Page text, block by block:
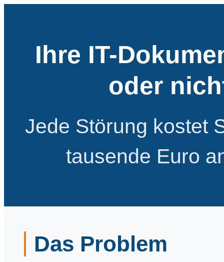
Ihre IT-
oder
Jede Störung kostet
tausende Euro
Das Problem